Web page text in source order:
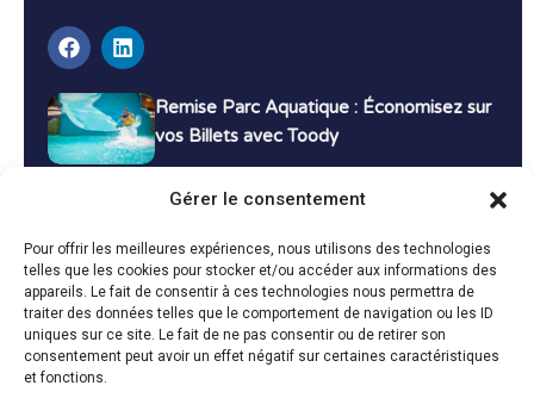
Gérer le consentement
Pour offrir les meilleures expériences, nous utilisons des technologies
telles que les cookies pour stocker et/ou accéder aux informations des
appareils. Le fait de consentir à ces technologies nous permettra de
traiter des données telles que le comportement de navigation ou les ID
uniques sur ce site. Le fait de ne pas consentir ou de retirer son
consentement peut avoir un effet négatif sur certaines caractéristiques
et fonctions.
Remise Parc Aquatique : Économisez sur
vos Billets avec Toody
Bons Plans Voyage : Économisez sur vos
Vacances avec Toody
13 décembre 2024 Bon plans